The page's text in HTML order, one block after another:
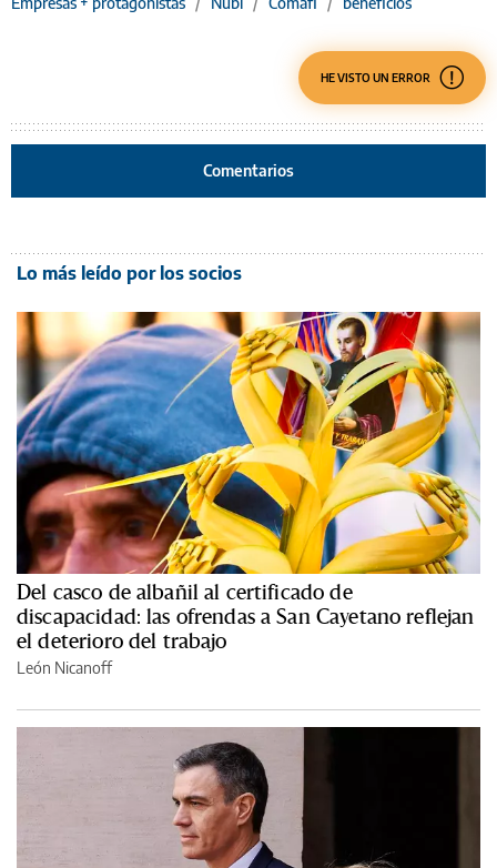
HE VISTO UN ERROR
Comentarios
Lo más leído por los socios
Del casco de albañil al certificado de
discapacidad: las ofrendas a San Cayetano reflejan
el deterioro del trabajo
León Nicanoff